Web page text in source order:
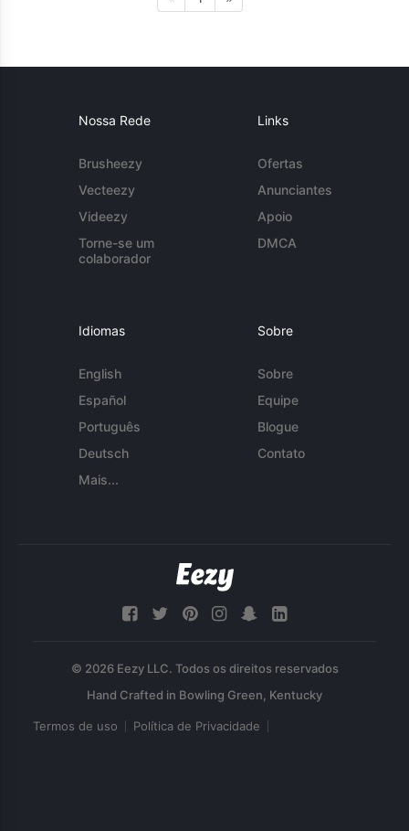
Nossa Rede
Brusheezy
Vecteezy
Videezy
Torne-se um
colaborador
Links
Ofertas
Anunciantes
Apoio
DMCA
Idiomas
English
Español
Português
Deutsch
Mais...
Sobre
Sobre
Equipe
Blogue
Contato
© 2026 Eezy LLC. Todos os direitos reservados
Termos de uso Política de Privacidade